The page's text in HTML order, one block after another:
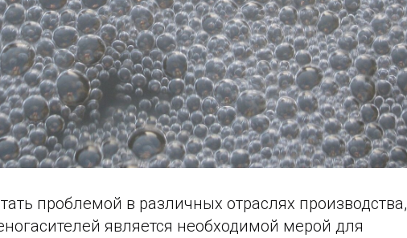
проблемой в различных отраслях производства,
является необходимой мерой для